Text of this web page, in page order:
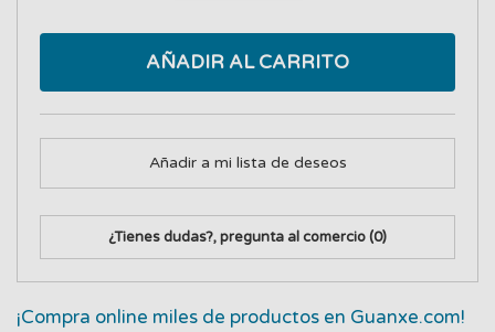
AÑADIR AL CARRITO
Añadir a mi lista de deseos
¿Tienes dudas?, pregunta al comercio(0)
¡Compra online miles de productos en Guanxe.com!